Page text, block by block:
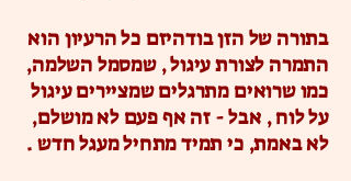
בתורה של הזן בודהיזם כל הרעיון הוא
התמרה לצורת עיגול , שמסמל השלמה,
כמו שרואים מתרגלים שמציירים עיגול
על לוח , אבל - זה אף פעם לא מושלם,
לא באמת, כי תמיד מתחיל מעגל חדש .